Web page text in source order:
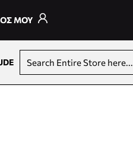
ΜΟΥ
Search Entire Store here...